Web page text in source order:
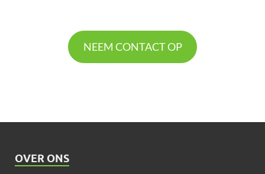
NEEM CONTACT OP
OVER ONS